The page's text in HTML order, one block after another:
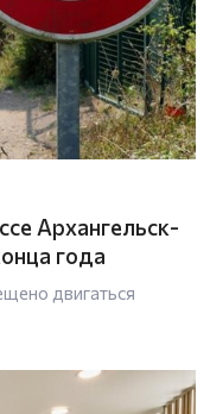
Архангельск-
года
двигаться